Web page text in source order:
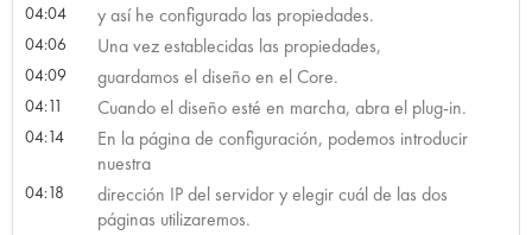
04:04 y así he configurado las propiedades.
04:06 Una vez establecidas las propiedades,
04:09 guardamos el diseño en el Core.
04:11 Cuando el diseño esté en marcha, abra el plug-in.
04:14
En la página de configuración, podemos introducir
nuestra
04:18
dirección IP del servidor y elegir cuál de las dos
páginas utilizaremos.